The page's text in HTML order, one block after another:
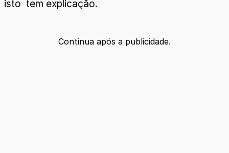
isto tem explicação.
Continua após a publicidade.